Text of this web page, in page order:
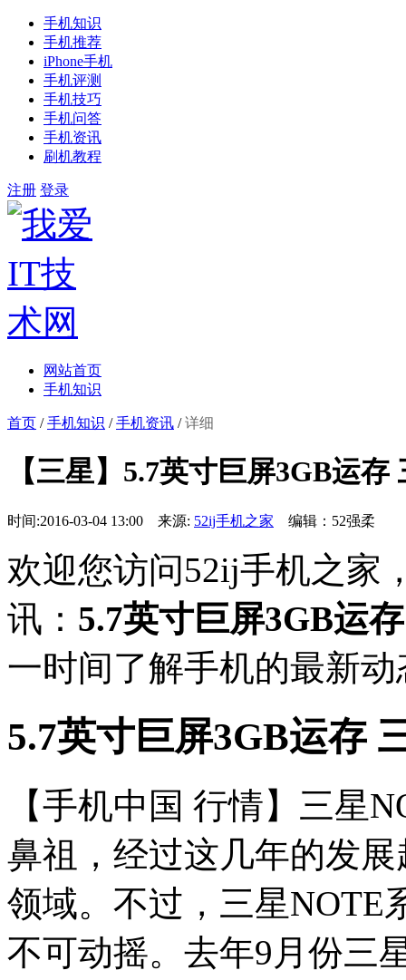
手机知识
手机推荐
iPhone手机
手机评测
手机技巧
手机问答
手机资讯
刷机教程
注册 登录
网站首页
手机知识
首页 /手机知识 /手机资讯 /详细
【三星】5.7英寸巨屏3GB运
时间:2016-03-04 13:00 来源: 52ij手机之家 编辑：52强柔
欢迎您访问52ij手机之家
讯： 5.7英寸巨屏3GB运
一时间了解手机的最新
5.7英寸巨屏3GB运存
【手机中国 行情】三星
鼻祖，经过这几年的发
领域。不过，三星NOTE
不可动摇。去年9月份三